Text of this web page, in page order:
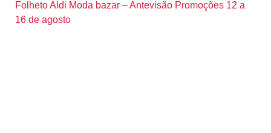
Folheto Aldi Moda bazar – Antevisão Promoções 12 a
16 de agosto